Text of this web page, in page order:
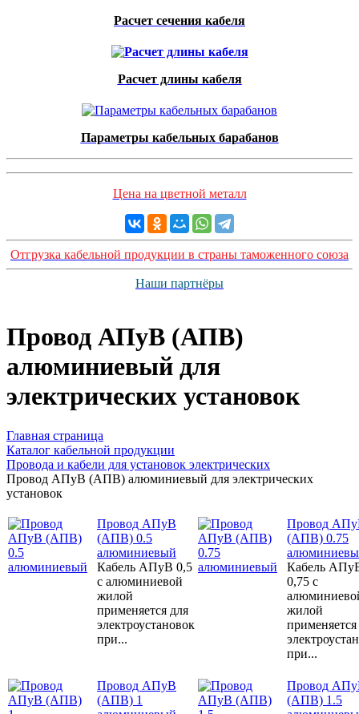
Расчет сечения кабеля
Расчет длины кабеля
Параметры кабельных барабанов
Цена на цветной металл
Отгрузка кабельной продукции в страны таможенного союза
Наши партнёры
Провод АПуВ (АПВ)
алюминиевый для
электрических установок
Главная страница
Каталог кабельной продукции
Провода и кабели для установок электрических
Провод АПуВ (АПВ) алюминиевый для электрических
установок
Провод АПуВ
(АПВ) 0.5
алюминиевый
Кабель АПуВ 0,5
с алюминиевой
жилой
применяется для
электроустановок
при...
Провод
(АПВ) 0.75
Кабель
0,75 с
жилой
применяется
при...
Провод АПуВ
(АПВ) 1
Провод
(АПВ) 1.5